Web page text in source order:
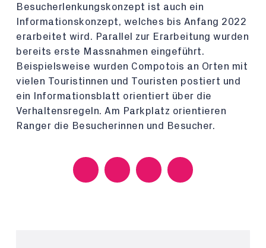
Besucherlenkungskonzept ist auch ein
Informationskonzept, welches bis Anfang 2022
erarbeitet wird. Parallel zur Erarbeitung wurden
bereits erste Massnahmen eingeführt.
Beispielsweise wurden Compotois an Orten mit
vielen Touristinnen und Touristen postiert und
ein Informationsblatt orientiert über die
Verhaltensregeln. Am Parkplatz orientieren
Ranger die Besucherinnen und Besucher.